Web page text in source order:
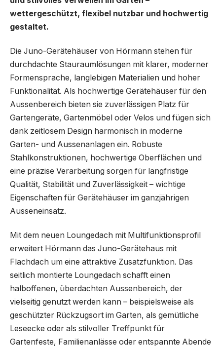
wettergeschützt, flexibel nutzbar und hochwertig
gestaltet.
Die Juno-Gerätehäuser von Hörmann stehen für
durchdachte Stauraumlösungen mit klarer, moderner
Formensprache, langlebigen Materialien und hoher
Funktionalität. Als hochwertige Gerätehäuser für den
Aussenbereich bieten sie zuverlässigen Platz für
Gartengeräte, Gartenmöbel oder Velos und fügen sich
dank zeitlosem Design harmonisch in moderne
Garten- und Aussenanlagen ein. Robuste
Stahlkonstruktionen, hochwertige Oberflächen und
eine präzise Verarbeitung sorgen für langfristige
Qualität, Stabilität und Zuverlässigkeit – wichtige
Eigenschaften für Gerätehäuser im ganzjährigen
Ausseneinsatz.
Mit dem neuen Loungedach mit Multifunktionsprofil
erweitert Hörmann das Juno-Gerätehaus mit
Flachdach um eine attraktive Zusatzfunktion. Das
seitlich montierte Loungedach schafft einen
halboffenen, überdachten Aussenbereich, der
vielseitig genutzt werden kann – beispielsweise als
geschützter Rückzugsort im Garten, als gemütliche
Leseecke oder als stilvoller Treffpunkt für
Gartenfeste, Familienanlässe oder entspannte Abende